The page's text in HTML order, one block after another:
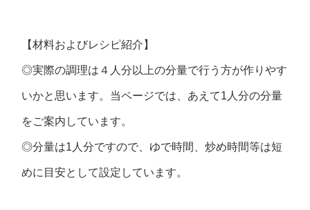
【材料およびレシピ紹介】
◎実際の調理は４人分以上の分量で行う方が作りやす
いかと思います。当ページでは、あえて1人分の分量
をご案内しています。
◎分量は1人分ですので、ゆで時間、炒め時間等は短
めに目安として設定しています。